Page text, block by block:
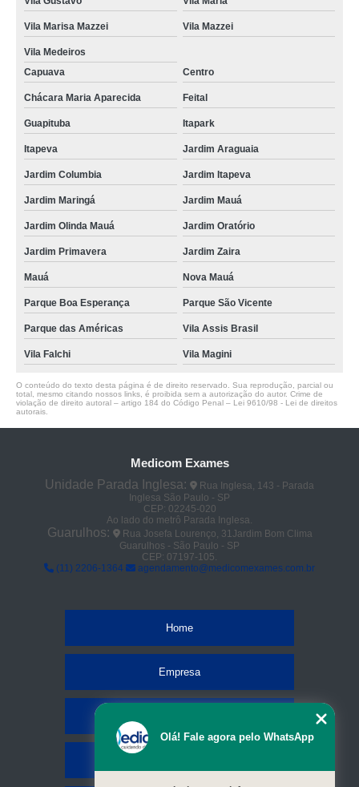
Vila Marisa Mazzei Vila Mazzei
Vila Medeiros
Capuava
Centro
Chácara Maria Aparecida Feital
Guapituba Itapark
Itapeva Jardim Araguaia
Jardim Columbia Jardim Itapeva
Jardim Maringá Jardim Mauá
Jardim Olinda Mauá Jardim Oratório
Jardim Primavera Jardim Zaira
Mauá Nova Mauá
Parque Boa Esperança Parque São Vicente
Parque das Américas Vila Assis Brasil
Vila Falchi Vila Magini
O conteúdo do texto desta página é de direito reservado. Sua reprodução, parcial ou
total, mesmo citando nossos links, é proibida sem a autorização do autor. Crime de
violação de direito autoral – artigo 184 do Código Penal – Lei 9610/98 - Lei de direitos
autorais
Medicom Exames
Unidade Parada Inglesa:
Rua Inglesa, 143 - Parada
Inglesa São Paulo - SP
CEP: 02245-020
Ao lado do metrô Parada Inglesa.
Guarulhos:
Rua Josefa Lourenço, 31Jardim Bom Clima
Guarulhos - São Paulo - SP
CEP: 07197-105.
(11) 2206-1364
agendamento@medicomexames.com.br
Home
Empresa
Olá! Fale agora pelo WhatsApp